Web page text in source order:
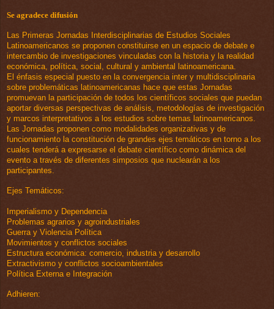
Se agradece difusión
Las Primeras Jornadas Interdisciplinarias de Estudios Sociales
Latinoamericanos se proponen constituirse en un espacio de debate e
intercambio de investigaciones vinculadas con la historia y la realidad
económica, política, social, cultural y ambiental latinoamericana.
El énfasis especial puesto en la convergencia inter y multidisciplinaria
sobre problemáticas latinoamericanas hace que estas Jornadas
promuevan la participación de todos los científicos sociales que puedan
aportar diversas perspectivas de análisis, metodologías de investigación
y marcos interpretativos a los estudios sobre temas latinoamericanos.
Las Jornadas proponen como modalidades organizativas y de
funcionamiento la constitución de grandes ejes temáticos en torno a los
cuales tenderá a expresarse el debate científico como dinámica del
evento a través de diferentes simposios que nuclearán a los
participantes.
Ejes Temáticos:
Imperialismo y Dependencia
Problemas agrarios y agroindustriales
Guerra y Violencia Política
Movimientos y conflictos sociales
Estructura económica: comercio, industria y desarrollo
Extractivismo y conflictos socioambientales
Política Externa e Integración
Adhieren: